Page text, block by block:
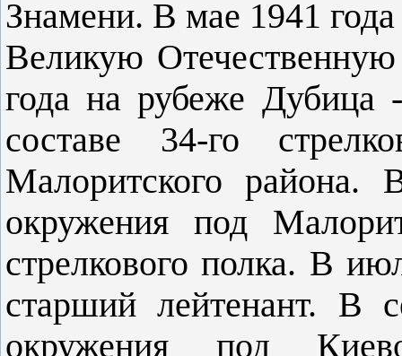
Знамени. В мае 1941 года
Великую
года на рубеже Дубица
составе 34-го
Малоритского
окружения под
стрелкового полка. В
старший лейтенант. В
окружения под